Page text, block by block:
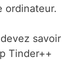
ordinateur.
savoir
Tinder++